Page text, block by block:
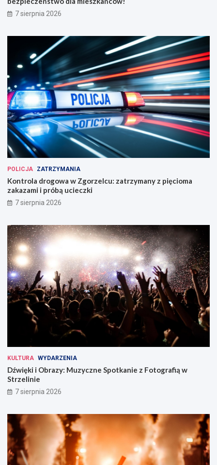
7 sierpnia 2026
POLICJA ZATRZYMANIA
Kontrola drogowa w Zgorzelcu: zatrzymany z pięcioma
zakazami i próbą ucieczki
7 sierpnia 2026
KULTURA WYDARZENIA
Dźwięki i Obrazy: Muzyczne Spotkanie z Fotografią w
Strzelinie
7 sierpnia 2026